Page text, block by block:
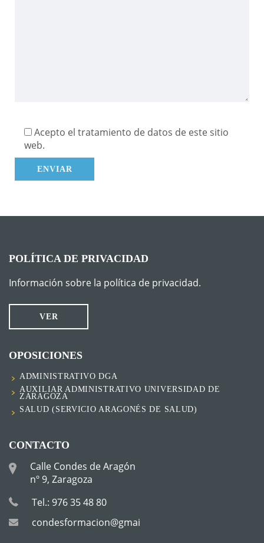
Acepto el tratamiento de datos de este sitio
web.
POLÍTICA DE PRIVACIDAD
Información sobre la política de privacidad.
VER
OPOSICIONES
ADMINISTRATIVO DGA
AUXILIAR ADMINISTRATIVO UNIVERSIDAD DE
ZARAGOZA
SALUD (SERVICIO ARAGONÉS DE SALUD)
CONTACTO
Calle Condes de Aragón
nº 9, Zaragoza
Tel.: 976 35 48 80
condesformacion@gmail.com